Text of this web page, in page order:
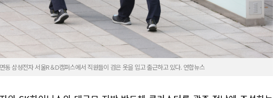
동 삼성전자 서울R＆D캠퍼스에서 직원들이 검은 옷을 입고 출근하고 있다. 연합뉴스